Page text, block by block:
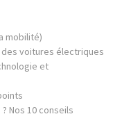
mobilité)
voitures électriques
et
Nos 10 conseils